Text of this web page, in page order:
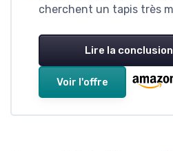
cherchent un tapis très
Lire la
Voir l'offre